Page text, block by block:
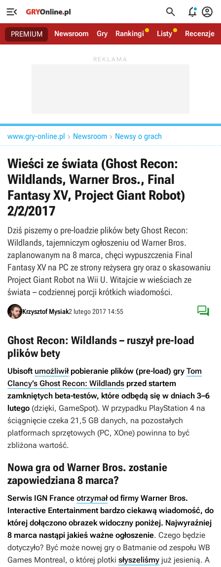
   
PREMIUM Newsroom Gry Rankingi Listy Recenzje
www.gry-online.pl  Newsroom  Newsy o grach
Wieści ze świata (Ghost Recon:
Wildlands, Warner Bros., Final
Fantasy XV, Project Giant Robot)
2/2/2017
Dziś piszemy o pre-loadzie plików bety Ghost Recon:
Wildlands, tajemniczym ogłoszeniu od Warner Bros.
zaplanowanym na 8 marca, chęci wypuszczenia Final
Fantasy XV na PC ze strony reżysera gry oraz o skasowaniu
Project Giant Robot na Wii U. Witajcie w wieściach ze
świata – codziennej porcji krótkich wiadomości.
Krzysztof Mysiak2 lutego 2017 14:55 
Ghost Recon: Wildlands – ruszył pre-load
plików bety
Ubisoft umożliwiłpobieranie plików (pre-load) gry Tom
Clancy’s Ghost Recon: Wildlands przed startem
zamkniętych beta-testów, które odbędą się w dniach 3–6
lutego (dzięki, GameSpot). W przypadku PlayStation 4 na
ściągnięcie czeka 21,5 GB danych, na pozostałych
platformach sprzętowych (PC, XOne) powinna to być
zbliżona wartość.
Nowa gra od Warner Bros. zostanie
zapowiedziana 8 marca?
Serwis IGN France otrzymał od firmy Warner Bros.
Interactive Entertainment bardzo ciekawą wiadomość, do
której dołączono obrazek widoczny poniżej. Najwyraźniej
8 marca nastąpi jakieś ważne ogłoszenie. Czego będzie
dotyczyło? Być może nowej gry o Batmanie od zespołu WB
Games Montreal, o której plotki słyszeliśmy już jesienią. A